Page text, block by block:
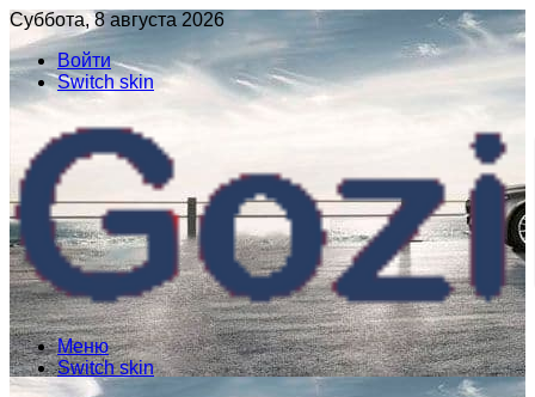
Суббота, 8 августа 2026
Войти
Switch skin
Меню
Switch skin